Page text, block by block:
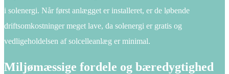
i solenergi. Når først anlægget er installeret, er de løbende
driftsomkostninger meget lave, da solenergi er gratis og
vedligeholdelsen af solcelleanlæg er minimal.
Miljømæssige fordele og bæredygtighed